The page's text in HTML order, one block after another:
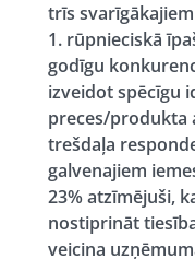
trīs
1. rūpnieciskā
godīgu
izveidot spēcīgu
preces/produkta
trešdaļa
galvenajiem
23% atzīmējuši,
nostiprināt
veicina